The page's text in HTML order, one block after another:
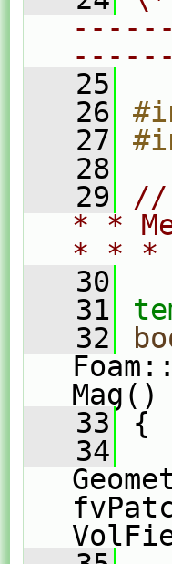
   25
   26
   27
   28
   29
//
* *
* *
   30
   31
   32
Mag()
   33
{
   34